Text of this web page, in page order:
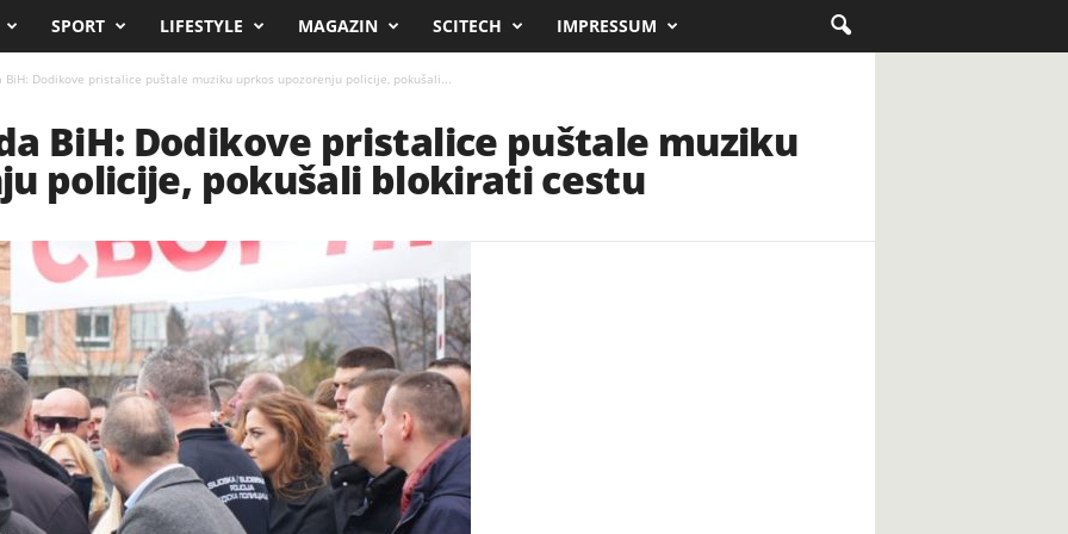
SPORT LIFESTYLE MAGAZIN SCITECH IMPRESSUM
BiH: Dodikove pristalice puštale muziku uprkos upozorenju policije, pokušali...
BiH: Dodikove pristalice puštale muziku
policije, pokušali blokirati cestu